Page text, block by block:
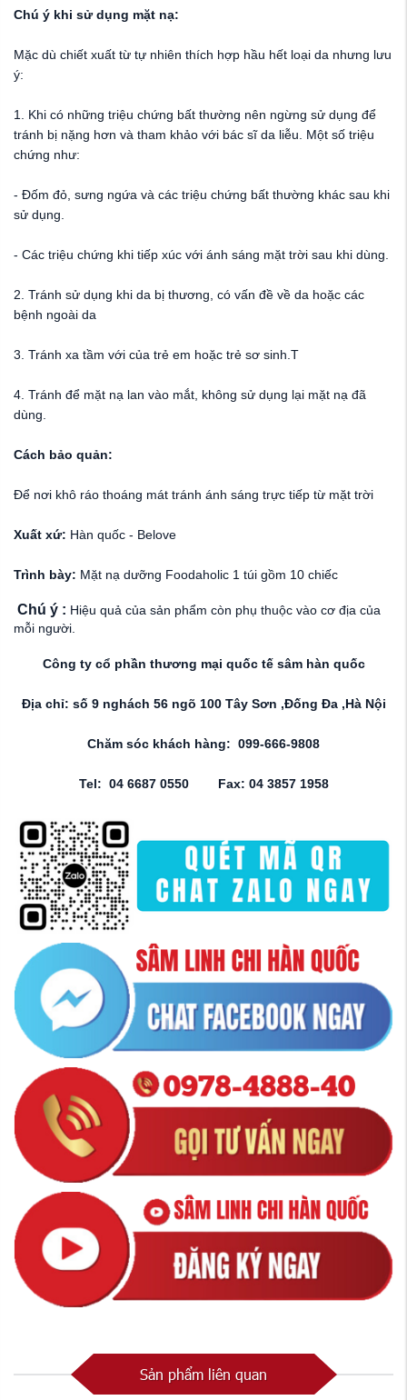
Chú ý khi sử dụng mặt nạ:
Mặc dù chiết xuất từ tự nhiên thích hợp hầu hết loại da nhưng lưu
ý:
1. Khi có những triệu chứng bất thường nên ngừng sử dụng để
tránh bị nặng hơn và tham khảo với bác sĩ da liễu. Một số triệu
chứng như:
- Đốm đỏ, sưng ngứa và các triệu chứng bất thường khác sau khi
sử dụng.
- Các triệu chứng khi tiếp xúc với ánh sáng mặt trời sau khi dùng.
2. Tránh sử dụng khi da bị thương, có vấn đề về da hoặc các
bệnh ngoài da
3. Tránh xa tầm với của trẻ em hoặc trẻ sơ sinh.T
4. Tránh để mặt nạ lan vào mắt, không sử dụng lại mặt nạ đã
dùng.
Cách bảo quản:
Để nơi khô ráo thoáng mát tránh ánh sáng trực tiếp từ mặt trời
Xuất xứ: Hàn quốc - Belove
Trình bày: Mặt nạ dưỡng Foodaholic 1 túi gồm 10 chiếc
Chú ý : Hiệu quả của sản phẩm còn phụ thuộc vào cơ địa của
mỗi người.
Công ty cổ phần thương mại quốc tế sâm hàn quốc
Địa chỉ: số 9 nghách 56 ngõ 100 Tây Sơn ,Đống Đa ,Hà Nội
Chăm sóc khách hàng: 099-666-9808
Tel: 04 6687 0550 Fax: 04 3857 1958
Sản phẩm liên quan